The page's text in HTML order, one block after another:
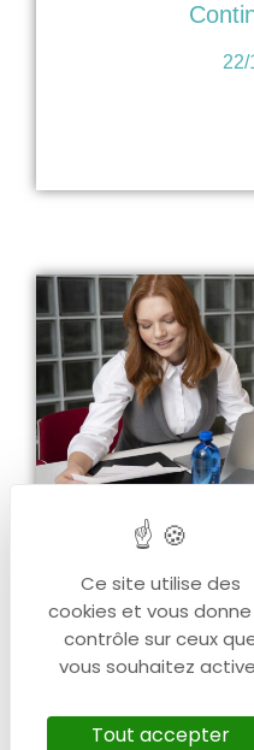
22/
Comment
entretien
Préparer ton
ton CV et ta lettre
Ce site utilise des
cookies et vous donne
contrôle sur ceux
vous souhaitez
Tout accepter